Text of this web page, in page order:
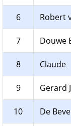
6 Robert
7 Douwe
8 Claude
9 Gerard
10 De